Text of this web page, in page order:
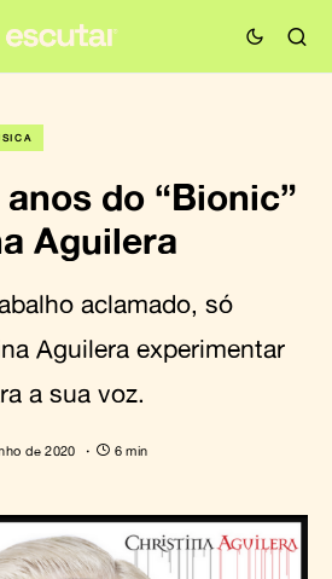
do “Bionic”
Aguilera
aclamado, só
Aguilera experimentar
a sua voz.
de 2020 6 min